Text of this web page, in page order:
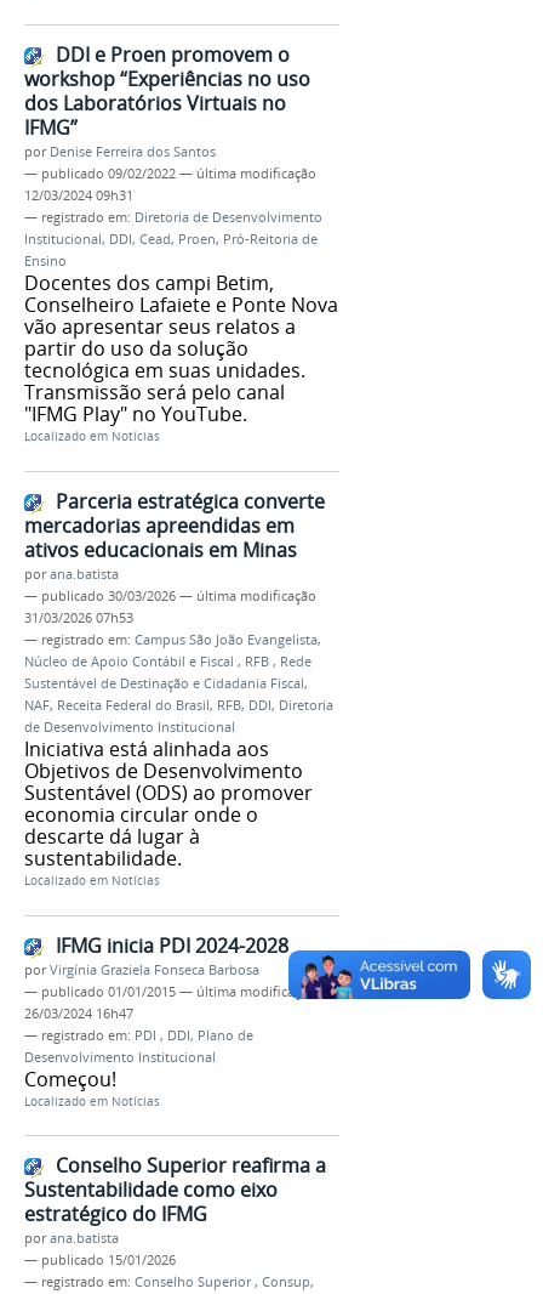
DDI e Proen promovem o
workshop “Experiências no uso
dos Laboratórios Virtuais no
IFMG”
por Denise Ferreira dos Santos
— publicado 09/02/2022 — última modificação
12/03/2024 09h31
— registrado em: Diretoria de Desenvolvimento
Institucional, DDI, Cead, Proen, Pró-Reitoria de
Ensino
Docentes dos campi Betim,
Conselheiro Lafaiete e Ponte Nova
vão apresentar seus relatos a
partir do uso da solução
tecnológica em suas unidades.
Transmissão será pelo canal
"IFMG Play" no YouTube.
Localizado em Notícias
Parceria estratégica converte
mercadorias apreendidas em
ativos educacionais em Minas
porana.batista
— publicado 30/03/2026 — última modificação
31/03/2026 07h53
— registrado em: Campus São João Evangelista,
Núcleo de Apoio Contábil e Fiscal , RFB , Rede
Sustentável de Destinação e Cidadania Fiscal,
NAF, Receita Federal do Brasil, RFB, DDI, Diretoria
de Desenvolvimento Institucional
Iniciativa está alinhada aos
Objetivos de Desenvolvimento
Sustentável (ODS) ao promover
economia circular onde o
descarte dá lugar à
sustentabilidade.
Localizado em Notícias
IFMG inicia PDI 2024-2028
porVirgínia Graziela Fonseca Barbosa
— publicado 01/01/2015 — última modificação
26/03/2024 16h47
— registrado em: PDI , DDI, Plano de
Desenvolvimento Institucional
Começou!
Localizado em Notícias
Conselho Superior reafirma a
Sustentabilidade como eixo
estratégico do IFMG
porana.batista
— publicado 15/01/2026
— registrado em: Conselho Superior, Consup,